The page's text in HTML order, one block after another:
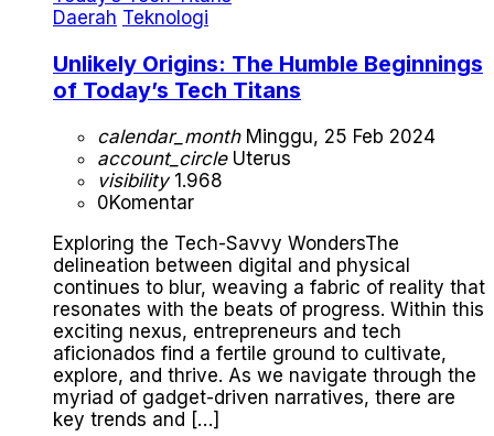
Daerah Teknologi
Unlikely Origins: The Humble Beginnings
of Today’s Tech Titans
calendar_monthMinggu, 25 Feb 2024
account_circleUterus
visibility1.968
0Komentar
Exploring the Tech-Savvy WondersThe
delineation between digital and physical
continues to blur, weaving a fabric of reality that
resonates with the beats of progress. Within this
exciting nexus, entrepreneurs and tech
aficionados find a fertile ground to cultivate,
explore, and thrive. As we navigate through the
myriad of gadget-driven narratives, there are
key trends and […]